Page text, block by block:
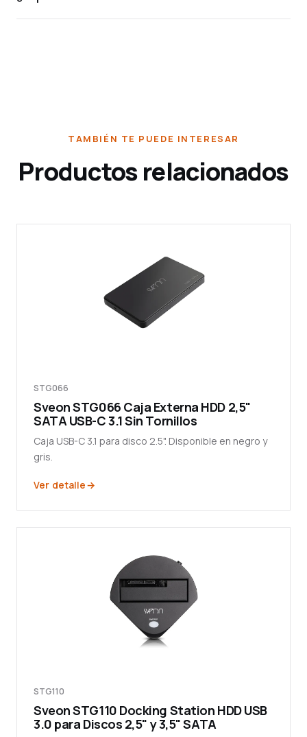
TAMBIÉN TE PUEDE INTERESAR
Productos relacionados
STG066
Sveon STG066 Caja Externa HDD 2,5"
SATA USB-C 3.1 Sin Tornillos
Caja USB-C 3.1 para disco 2.5". Disponible en negro y
gris.
Ver detalle
STG110
Sveon STG110 Docking Station HDD USB
3.0 para Discos 2,5" y 3,5" SATA